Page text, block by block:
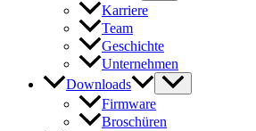
Karriere
Team
Geschichte
Unternehmen
Downloads
Firmware
Broschüren